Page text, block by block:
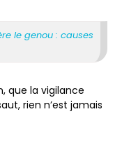
le genou : causes
que la vigilance
rien n’est jamais